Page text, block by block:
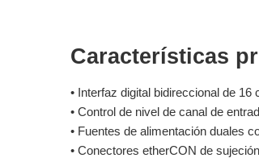
Características
• Interfaz digital bidireccional de 16
• Control de nivel de canal de
• Fuentes de alimentación duales
• Conectores etherCON de